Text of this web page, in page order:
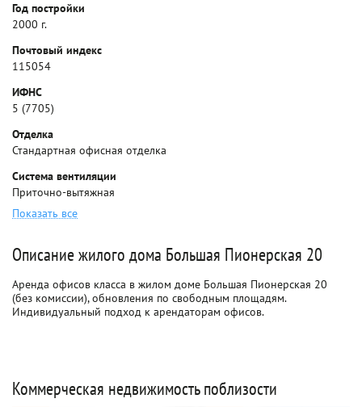
Год постройки
2000 г.
Почтовый индекс
115054
ИФНС
5 (7705)
Отделка
Стандартная офисная отделка
Система вентиляции
Приточно-вытяжная
Показать все
Описание жилого дома Большая Пионерская 20
Аренда офисов класса в жилом доме Большая Пионерская 20
(без комиссии), обновления по свободным площадям.
Индивидуальный подход к арендаторам офисов.
Коммерческая недвижимость поблизости